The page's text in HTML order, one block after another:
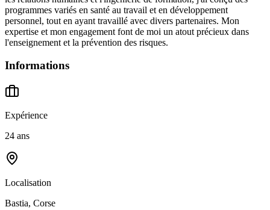
programmes variés en santé au travail et en développement
personnel, tout en ayant travaillé avec divers partenaires. Mon
expertise et mon engagement font de moi un atout précieux dans
l'enseignement et la prévention des risques.
Informations
Expérience
24 ans
Localisation
Bastia, Corse